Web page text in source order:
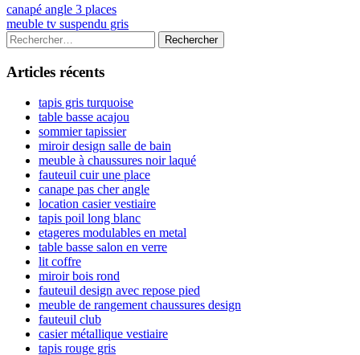
Navigation
de
l’article
Previous
article:
canapé angle 3 places
Next
article:
meuble tv suspendu gris
Colonne
latérale
principale
Rechercher :
Articles récents
tapis gris turquoise
table basse acajou
sommier tapissier
miroir design salle de bain
meuble à chaussures noir laqué
fauteuil cuir une place
canape pas cher angle
location casier vestiaire
tapis poil long blanc
etageres modulables en metal
table basse salon en verre
lit coffre
miroir bois rond
fauteuil design avec repose pied
meuble de rangement chaussures design
fauteuil club
casier métallique vestiaire
tapis rouge gris